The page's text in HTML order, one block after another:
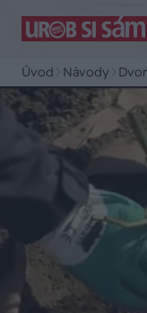
Úvod Návody